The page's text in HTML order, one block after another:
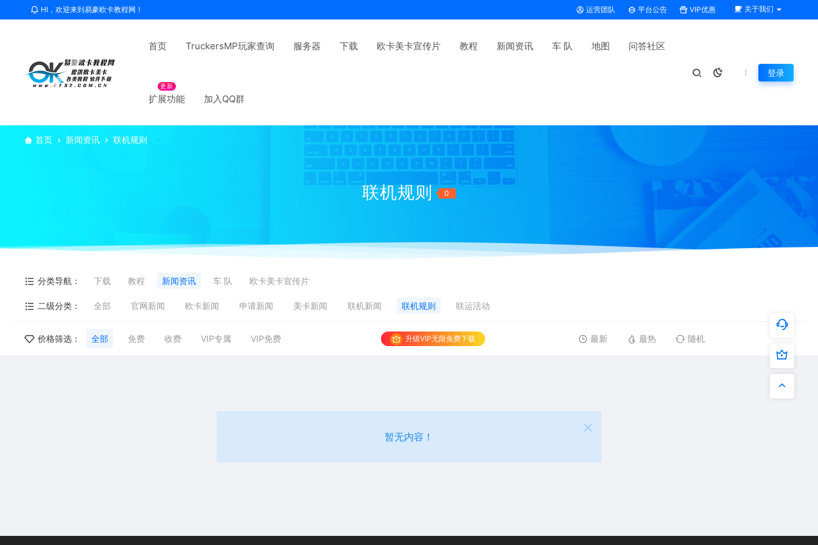
HI，欢迎来到易豪欧卡教程网！ 运营团队 平台公告 VIP优惠 关于我们
首页 TruckersMP玩家查询 服务器 下载 欧卡美卡宣传片 教程 新闻资讯 车 队 地图 问答社区
扩展功能
更新
加入QQ群
登录
首页 新闻资讯 联机规则
联机规则 0
分类导航： 下载 教程 新闻资讯 车 队 欧卡美卡宣传片
二级分类： 全部 官网新闻 欧卡新闻 申请新闻 美卡新闻 联机新闻 联机规则 联运活动
价格筛选： 全部 免费 收费 VIP专属 VIP免费 升级VIP无限免费下载 最新 最热 随机
暂无内容！